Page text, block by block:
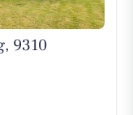
9310